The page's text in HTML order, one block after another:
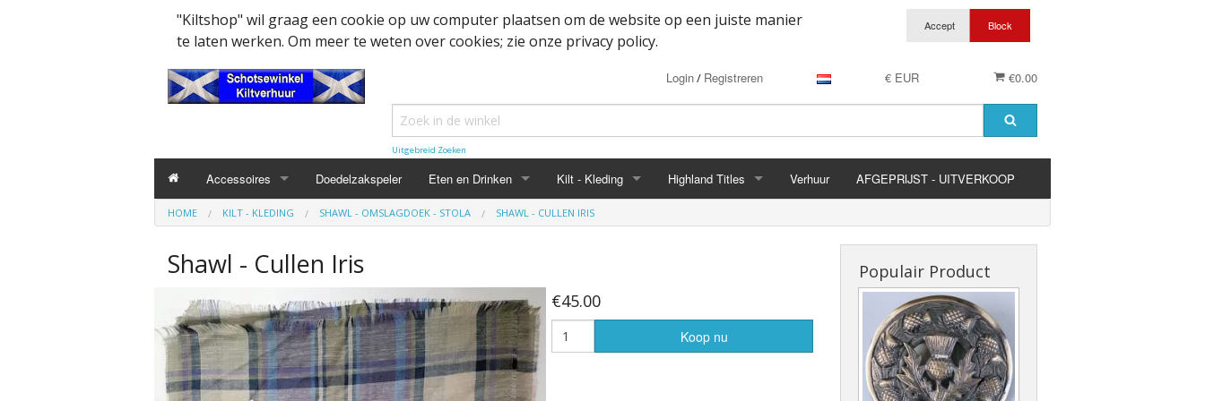
"Kiltshop" wil graag een cookie op uw computer plaatsen om de website op een juiste manier
te laten werken. Om meer te weten over cookies; zie onze privacy policy.
€0.00
€ EUR
Login/ Registreren
Uitgebreid Zoeken
Accessoires
Kleding accesssoires Belt
MacPowder accessoires
Buckle
Cap Badges
Flashes
Collector items en CuriosaCap Badges Oud
Militairy Collector items
Wapenschild
Decoratie
Doedelzak - Piper - muziek benodigdheden
Mondkapjes
Doedelzakspeler Eten en Drinken
Haggis
Mokken
Whisky
Kilt - Kleding
Belted kilt - Great kilt
Cape
Dutch Friendship Tartan producten
Highland Titles Verhuur AFGEPRIJST - UITVERKOOP
HOME KILT - KLEDING SHAWL - OMSLAGDOEK - STOLA SHAWL - CULLEN IRIS
Shawl - Cullen Iris
€45.00
Koop nu
Populair Product